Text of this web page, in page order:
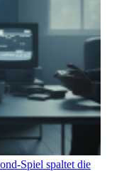
Spiel spaltet die